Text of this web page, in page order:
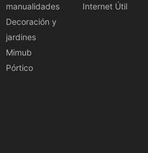
manualidades
Decoración y
jardines
Mimub
Pórtico
Internet Útil